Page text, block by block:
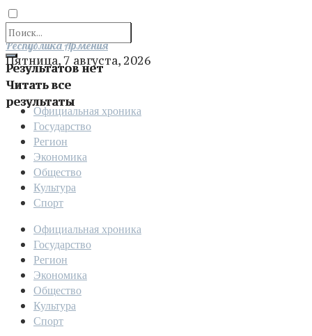
Результатов нет
Читать все
результаты
Отправить
Республика Армения
Пятница, 7 августа, 2026
Официальная хроника
Государство
Регион
Экономика
Общество
Культура
Спорт
Официальная хроника
Государство
Регион
Экономика
Общество
Культура
Спорт